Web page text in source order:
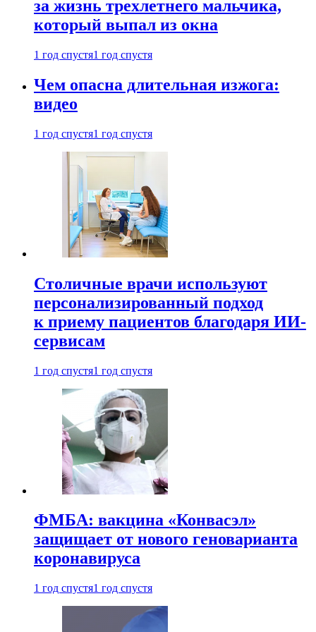
за жизнь трехлетнего мальчика,
который выпал из окна
1 год спустя1 год спустя
Чем опасна длительная изжога:
видео
1 год спустя1 год спустя
Столичные врачи используют
персонализированный подход
к приему пациентов благодаря ИИ-
сервисам
1 год спустя1 год спустя
ФМБА: вакцина «Конвасэл»
защищает от нового геноварианта
коронавируса
1 год спустя1 год спустя